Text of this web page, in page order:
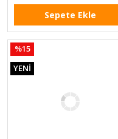
Sepete Ekle
%15
YENİ